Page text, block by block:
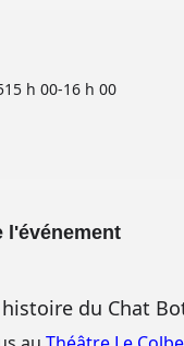
15 h 00-16 h 00
l'événement
histoire du Chat